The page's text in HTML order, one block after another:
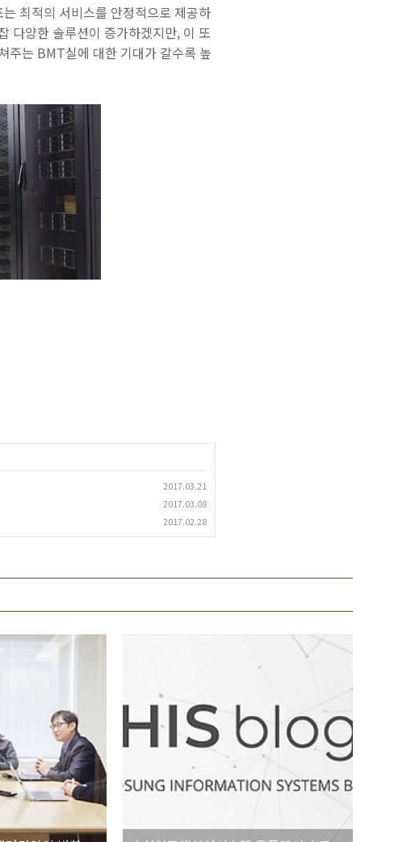
최적의 서비스를 안정적으로 제공하
다양한 솔루션이 증가하겠지만, 이 또
주는 BMT실에 대한 기대가 갈수록 높
2017.03.21
2017.03.08
2017.02.28